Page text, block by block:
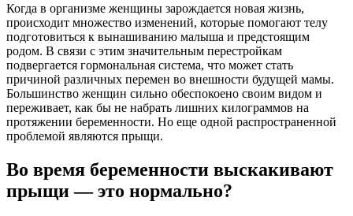
Когда в организме женщины зарождается новая жизнь,
происходит множество изменений, которые помогают телу
подготовиться к вынашиванию малыша и предстоящим
родом. В связи с этим значительным перестройкам
подвергается гормональная система, что может стать
причиной различных перемен во внешности будущей мамы.
Большинство женщин сильно обеспокоено своим видом и
переживает, как бы не набрать лишних килограммов на
протяжении беременности. Но еще одной распространенной
проблемой являются прыщи.
Во время беременности выскакивают
прыщи — это нормально?